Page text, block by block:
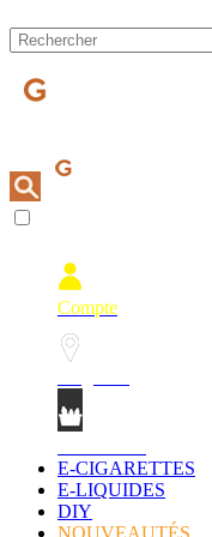
Compte
E-CIGARETTES
E-LIQUIDES
DIY
NOUVEAUTÉS